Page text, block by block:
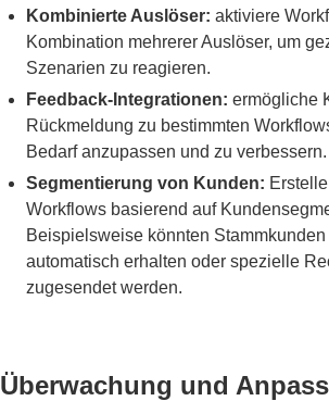
Kombinierte Auslöser: aktiviere
Kombination mehrerer Auslöser, um
Szenarien zu reagieren.
Feedback-Integrationen: ermögliche
Rückmeldung zu bestimmten
Bedarf anzupassen und zu verbessern.
Segmentierung von Kunden:
Workflows basierend auf
Beispielsweise könnten
automatisch erhalten oder spezielle
zugesendet werden.
Überwachung und